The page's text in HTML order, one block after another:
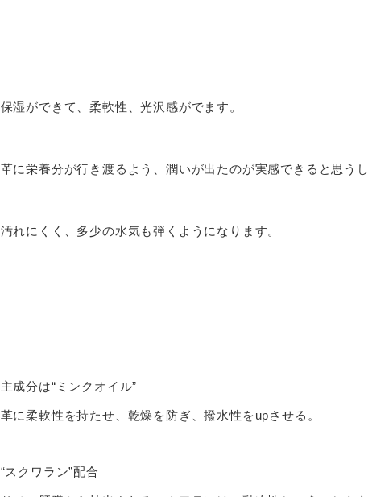
保湿ができて、柔軟性、光沢感がでます。
革に栄養分が行き渡るよう、潤いが出たのが実感できると思うし
汚れにくく、多少の水気も弾くようになります。
主成分は“ ミンクオイル”
革に柔軟性を持たせ、乾燥を防ぎ、撥水性をupさせる。
“スクワラン”配合